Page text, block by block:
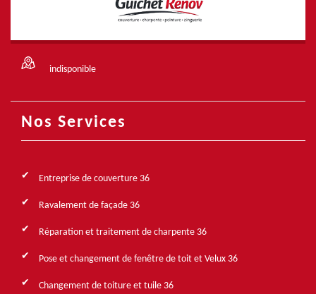
indisponible
Nos Services
Entreprise de couverture 36
Ravalement de façade 36
Réparation et traitement de charpente 36
Pose et changement de fenêtre de toit et Velux 36
Changement de toiture et tuile 36